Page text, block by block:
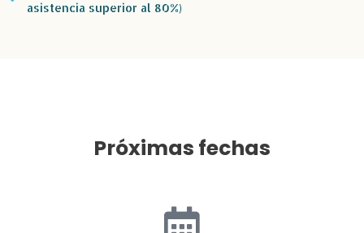
asistencia superior al 80%)
Próximas fechas